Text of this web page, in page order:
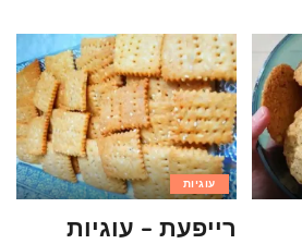
עוגיות
רייפעת – עוגיות